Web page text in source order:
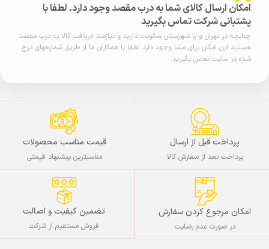
امکان ارسال کالای شما به درب مقصد وجود دارد. لطفا با
پشتبانی شرکت تماس بگیرید
چنانچه در تهران و یا شهرستان سکونت دارید و نیازمند دریافت کالا به درب مقصد
هستید این امکان برای مشا وجود دارد لطفا با همکاران ما از طریق شمارههای درج
شده در سایت تماس بگیرید.
پرداخت قبل از ارسال
پرداخت بعد از سفارش کالا
قیمت مناسب محصولات
مناسبترین پیشنهاد قیمتی
امکان مرجوع کردن سفارش
در صورت عدم رضایت
تضمین کیفیت و اصالت
فروش مستقیم از شرکت